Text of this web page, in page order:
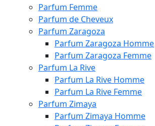
Parfum Femme
Parfum de Cheveux
Parfum Zaragoza
Parfum Zaragoza Homme
Parfum Zaragoza Femme
Parfum La Rive
Parfum La Rive Homme
Parfum La Rive Femme
Parfum Zimaya
Parfum Zimaya Homme